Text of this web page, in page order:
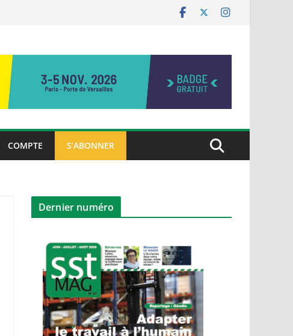
COMPTE S’ABONNER
Dernier numéro